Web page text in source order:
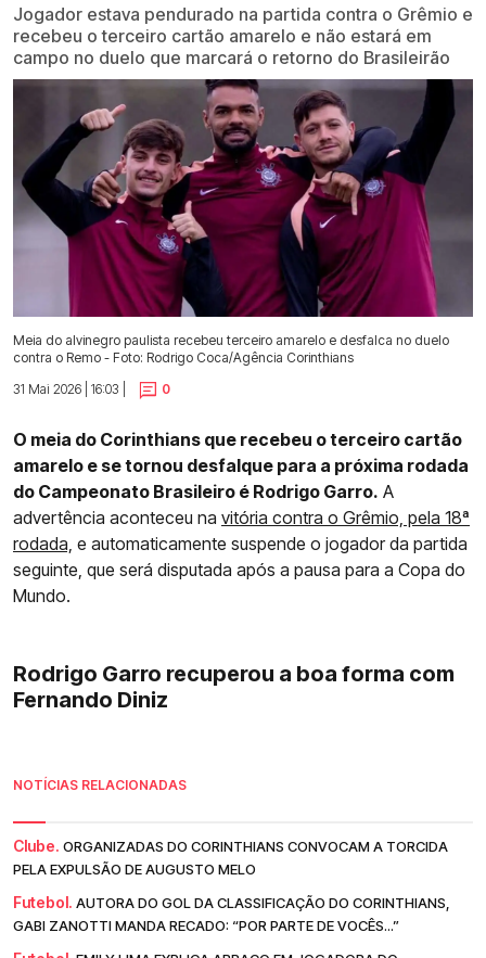
Jogador estava pendurado na partida contra o Grêmio e
recebeu o terceiro cartão amarelo e não estará em
campo no duelo que marcará o retorno do Brasileirão
Meia do alvinegro paulista recebeu terceiro amarelo e desfalca no duelo
contra o Remo - Foto: Rodrigo Coca/Agência Corinthians
31 Mai 2026 | 16:03 |
0
O meia do Corinthians que recebeu o terceiro cartão
amarelo e se tornou desfalque para a próxima rodada
do Campeonato Brasileiro é Rodrigo Garro. A
advertência aconteceu na vitória contra o Grêmio, pela 18ª
rodada, e automaticamente suspende o jogador da partida
seguinte, que será disputada após a pausa para a Copa do
Mundo.
Rodrigo Garro recuperou a boa forma com
Fernando Diniz
NOTÍCIAS RELACIONADAS
Clube. ORGANIZADAS DO CORINTHIANS CONVOCAM A TORCIDA
PELA EXPULSÃO DE AUGUSTO MELO
Futebol. AUTORA DO GOL DA CLASSIFICAÇÃO DO CORINTHIANS,
GABI ZANOTTI MANDA RECADO: “POR PARTE DE VOCÊS...”